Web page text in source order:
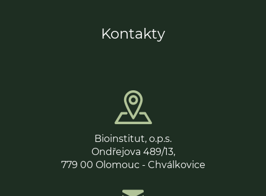
Kontakty
Bioinstitut, o.p.s.
Ondřejova 489/13,
779 00 Olomouc - Chválkovice